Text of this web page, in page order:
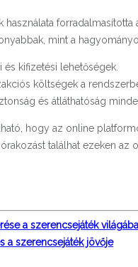
használata
mint a
és kifizetési lehetőségek.
költségek a
és átláthatóság
hogy az online
találhat ezeken
a szerencsejáték
a szerencsejáték jövője